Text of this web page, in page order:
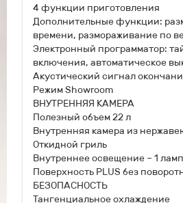
4 функции приготовления
Дополнительные функции:
времени, размораживание по
Электронный программатор:
включения, автоматическое
Акустический сигнал
Режим Showroom
ВНУТРЕННЯЯ КАМЕРА
Полезный объем 22 л
Внутренняя камера из
Откидной гриль
Внутреннее освещение – 1
Поверхность PLUS без
БЕЗОПАСНОСТЬ
Тангенциальное охлаждение